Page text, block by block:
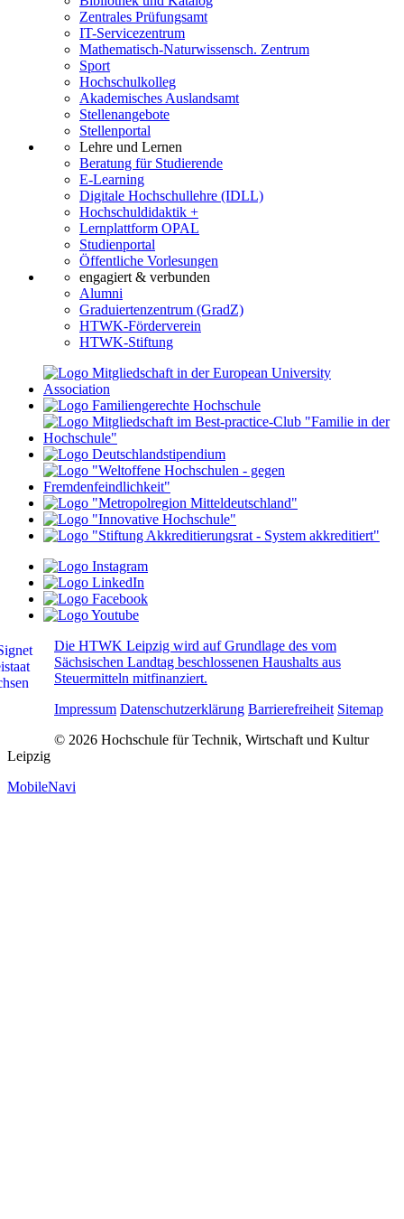
Zentrales Prüfungsamt
IT-Servicezentrum
Mathematisch-Naturwissensch. Zentrum
Sport
Hochschulkolleg
Akademisches Auslandsamt
Stellenangebote
Stellenportal
Lehre und Lernen
Beratung für Studierende
E-Learning
Digitale Hochschullehre (IDLL)
Hochschuldidaktik +
Lernplattform OPAL
Studienportal
Öffentliche Vorlesungen
engagiert & verbunden
Alumni
Graduiertenzentrum (GradZ)
HTWK-Förderverein
HTWK-Stiftung
Die HTWK Leipzig wird auf Grundlage des vom
Sächsischen Landtag beschlossenen Haushalts aus
Steuermitteln mitfinanziert.
Impressum Datenschutzerklärung Barrierefreiheit Sitemap
© 2026 Hochschule für Technik, Wirtschaft und Kultur
Leipzig
MobileNavi